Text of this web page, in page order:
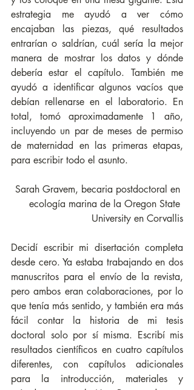
estrategia me ayudó a ver cómo
encajaban las piezas, qué resultados
entrarían o saldrían, cuál sería la mejor
manera de mostrar los datos y dónde
debería estar el capítulo. También me
ayudó a identificar algunos vacíos que
debían rellenarse en el laboratorio. En
total, tomó aproximadamente 1 año,
incluyendo un par de meses de permiso
de maternidad en las primeras etapas,
para escribir todo el asunto.
Sarah Gravem, becaria postdoctoral en
ecología marina de la Oregon State
University en Corvallis
Decidí escribir mi disertación completa
desde cero. Ya estaba trabajando en dos
manuscritos para el envío de la revista,
pero ambos eran colaboraciones, por lo
que tenía más sentido, y también era más
fácil contar la historia de mi tesis
doctoral solo por sí misma. Escribí mis
resultados científicos en cuatro capítulos
diferentes, con capítulos adicionales
para la introducción, materiales y